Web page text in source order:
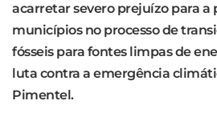
acarretar severo prejuízo para a
municípios no processo de
fósseis para fontes limpas de
luta contra a emergência
Pimentel.